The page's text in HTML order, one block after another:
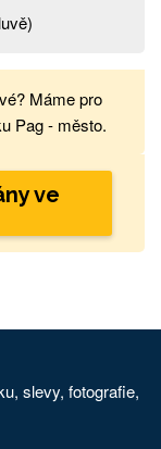
Máme pro
Pag - město.
ve
slevy, fotografie,